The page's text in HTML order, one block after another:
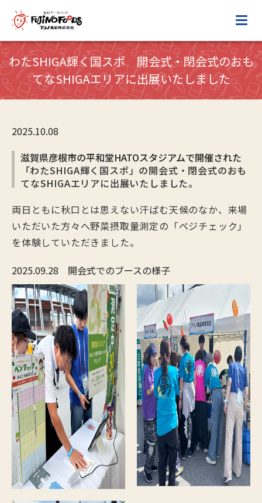
わたSHIGA輝く国スポ 開会式・閉会式のおも
てなSHIGAエリアに出展いたしました
2025.10.08
滋賀県彦根市の平和堂HATOスタジアムで開催された
「わたSHIGA輝く国スポ」の開会式・閉会式のおも
てなSHIGAエリアに出展いたしました。
両日ともに秋口とは思えない汗ばむ天候のなか、来場
いただいた方々へ野菜摂取量測定の「ベジチェック」
を体験していただきました。
2025.09.28 開会式でのブースの様子